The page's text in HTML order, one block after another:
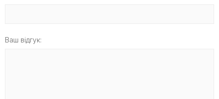
Ваш відгук: